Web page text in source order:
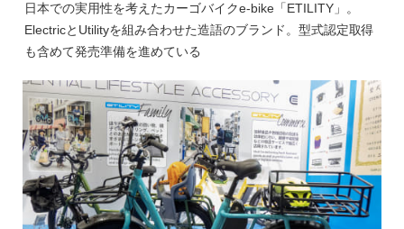
日本での実用性を考えたカーゴバイクe-bike「ETILITY」。
ElectricとUtilityを組み合わせた造語のブランド。型式認定取得
も含めて発売準備を進めている